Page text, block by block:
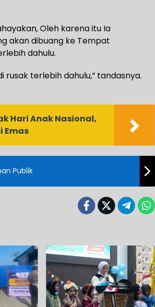
Oleh karena itu Ia
akan dibuang ke Tempat
dahulu.
rusak terlebih dahulu,” tandasnya.
Hari Anak Nasional,
Emas
Pelayanan Publik